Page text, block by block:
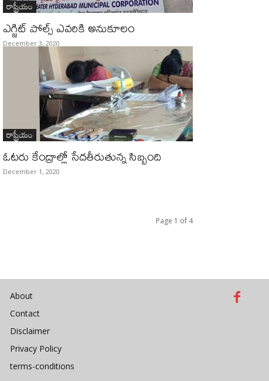
రాష్ట్రీయం
ఎగ్జిట్ పోల్స్ ఎవరికి అనుకూలం
December 3, 2020
రాష్ట్రీయం
ఓటరు కేంద్రాల్లో సేదతీరుతున్న సిబ్బంది
December 1, 2020
Page 1 of 4
About
Contact
Disclaimer
Privacy Policy
terms-conditions